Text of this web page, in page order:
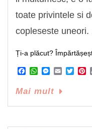
toate privintele si
copleseste
Ți-a plăcut?
Facebook
WhatsApp
Messenger
Email
Mai mult